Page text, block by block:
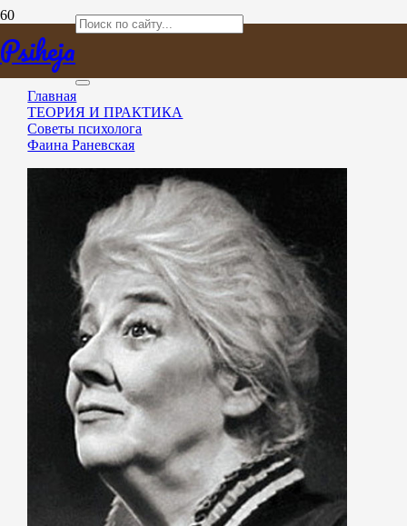
Psiheja
Фаина Раневская
Главная
ТЕОРИЯ И ПРАКТИКА
Советы психолога
Фаина Раневская